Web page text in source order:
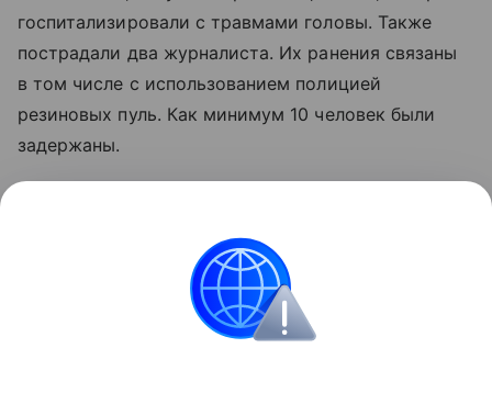
госпитализировали с травмами головы. Также
пострадали два журналиста. Их ранения связаны
в том числе с использованием полицией
резиновых пуль. Как минимум 10 человек были
задержаны.
вышли на манифестацию у здания Конгресса
Аргентины в день всеобщей забастовки. Акция
проводилась из-за реформ правительства,
сформированного президентом Хавьером Милеем.